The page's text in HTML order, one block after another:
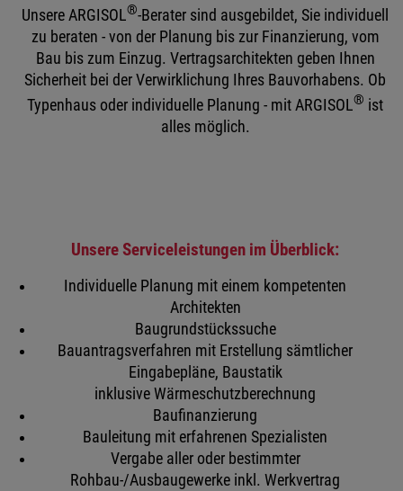
Unsere ARGISOL®-Berater sind ausgebildet, Sie individuell
zu beraten - von der Planung bis zur Finanzierung, vom
Bau bis zum Einzug. Vertragsarchitekten geben Ihnen
Sicherheit bei der Verwirklichung Ihres Bauvorhabens. Ob
Typenhaus oder individuelle Planung­ ­-­­­ mit ARGISOL® ist
alles möglich.
Unsere Serviceleistungen im Überblick:
Individuelle Planung mit einem kompetenten
Architekten
Baugrundstückssuche
Bauantragsverfahren mit Erstellung sämtlicher
Eingabepläne, Baustatik
inklusive Wärmeschutzberechnung
Baufinanzierung
Bauleitung mit erfahrenen Spezialisten
Vergabe aller oder bestimmter
Rohbau-/Ausbaugewerke inkl. Werkvertrag